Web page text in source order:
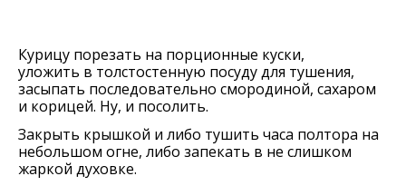
Курицу порезать на порционные куски,
уложить в толстостенную посуду для тушения,
засыпать последовательно смородиной, сахаром
и корицей. Ну, и посолить.
Закрыть крышкой и либо тушить часа полтора на
небольшом огне, либо запекать в не слишком
жаркой духовке.